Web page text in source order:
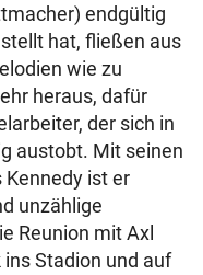
endgültig
hat, fließen aus
wie zu
heraus, dafür
der sich in
austobt. Mit seinen
Kennedy ist er
unzählige
Reunion mit Axl
Stadion und auf